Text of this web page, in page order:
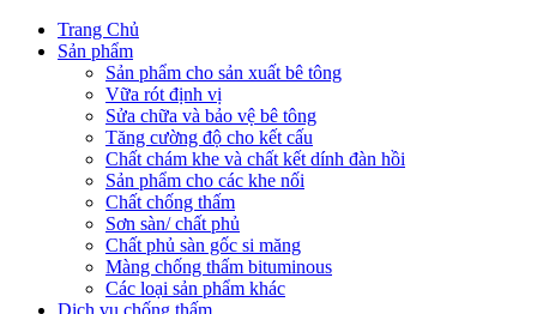
Trang Chủ
Sản phẩm
Sản phẩm cho sản xuất bê tông
Vữa rót định vị
Sửa chữa và bảo vệ bê tông
Tăng cường độ cho kết cấu
Chất chám khe và chất kết dính đàn hồi
Sản phẩm cho các khe nối
Chất chống thấm
Sơn sàn/ chất phủ
Chất phủ sàn gốc si măng
Màng chống thấm bituminous
Các loại sản phẩm khác
Dịch vụ chống thấm